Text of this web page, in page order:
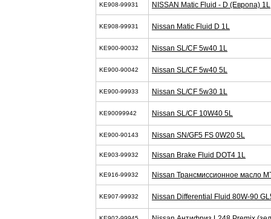
KE908-99931 NISSAN Matic Fluid - D (Европа) 1L
KE908-99931 Nissan Matic Fluid D 1L
KE900-90032 Nissan SL/CF 5w40 1L
KE900-90042 Nissan SL/CF 5w40 5L
KE900-99933 Nissan SL/CF 5w30 1L
KE90099942 Nissan SL/CF 10W40 5L
KE900-90143 Nissan SN/GF5 FS 0W20 5L
KE903-99932 Nissan Brake Fluid DOT4 1L
KE916-99932 Nissan Трансмиссионное масло
KE907-99932 Nissan Differential Fluid 80W-90